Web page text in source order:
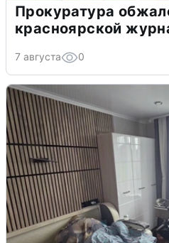
Прокуратура
красноярской
7 августа 0